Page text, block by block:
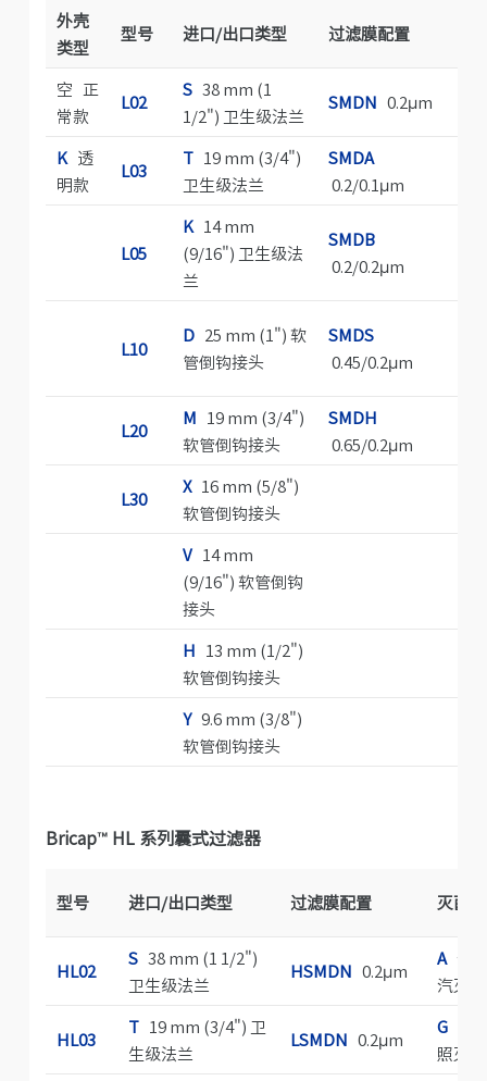
外壳
类型
型号 进口/出口类型 过滤膜配置
空 正
常款
L02
S38 mm (1
1/2") 卫生级法兰
SMDN 0.2μm
K透
明款
L03
T19 mm (3/4")
卫生级法兰
SMDA
0.2/0.1μm
L05
K14 mm
(9/16") 卫生级法
兰
SMDB
0.2/0.2μm
L10
D25 mm (1") 软
管倒钩接头
SMDS
0.45/0.2μm
L20
M 19 mm (3/4")
软管倒钩接头
SMDH
0.65/0.2μm
L30
X16 mm (5/8")
软管倒钩接头
V14 mm
(9/16") 软管倒钩
接头
H 13 mm (1/2")
软管倒钩接头
Y9.6 mm (3/8")
软管倒钩接头
Bricap™HL 系列囊式过滤器
型号 进口/出口类型 过滤膜配置 灭菌
HL02
S38 mm (1 1/2")
卫生级法兰
HSMDN 0.2μm
A仅
汽灭菌
HL03
T19 mm (3/4") 卫
生级法兰
LSMDN 0.2μm
G耐
照灭菌